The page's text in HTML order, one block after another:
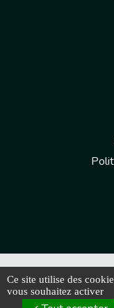
© 2026 AERIALGROUP
Les photos sont des
reproduction est
Ce site utilise des
vous souhaitez activer